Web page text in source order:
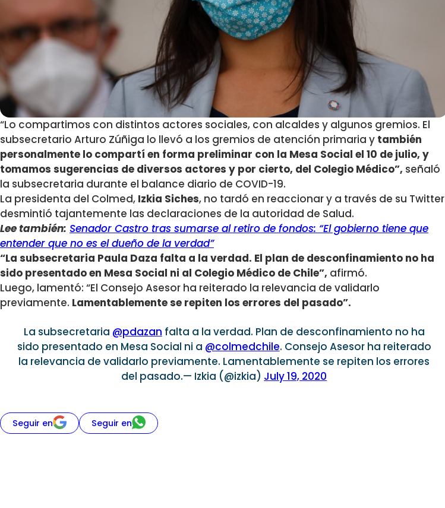
“Lo compartimos con distintos actores sociales, con alcaldes y algunos gremios. El
subsecretario Arturo Zúñiga lo llevó a los gremios de atención primaria y también
personalmente lo compartí en forma preliminar con la Mesa Social el 10 de julio, y
tomamos sugerencias de diversos actores y por cierto, del Colegio Médico”, señaló
la subsecretaria durante el balance diario de COVID-19.
La presidenta del Colmed, Izkia Siches, no tardó en reaccionar y a través de su Twitter
desmintió tajantemente las declaraciones de la autoridad de Salud.
Lee también: Senador Castro tras sumarse al retiro de fondos: “El gobierno tiene que
entender que no es el dueño de la verdad”
“La subsecretaria Paula Daza falta a la verdad. El plan de desconfinamiento no ha
sido presentado en Mesa Social ni al Colegio Médico de Chile”, afirmó.
Luego, lamentó: “El Consejo Asesor ha reiterado la relevancia de validarlo
previamente. Lamentablemente se repiten los errores del pasado”.
La subsecretaria @pdazan falta a la verdad. Plan de desconfinamiento no ha
sido presentado en Mesa Social ni a @colmedchile. Consejo Asesor ha reiterado
la relevancia de validarlo previamente. Lamentablemente se repiten los errores
del pasado.— Izkia (@izkia) July 19, 2020
Seguir en Seguir en